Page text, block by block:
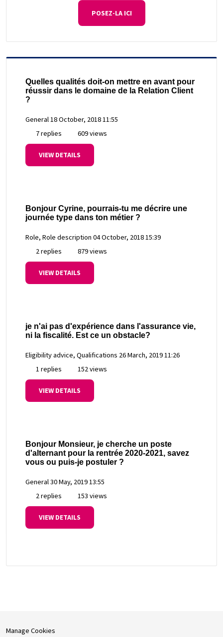
POSEZ-LA ICI
Quelles qualités doit-on mettre en avant pour
réussir dans le domaine de la Relation Client
?
General 18 October, 2018 11:55
7 replies
609 views
VIEW DETAILS
Bonjour Cyrine, pourrais-tu me décrire une
journée type dans ton métier ?
Role, Role description 04 October, 2018 15:39
2 replies
879 views
VIEW DETAILS
je n'ai pas d'expérience dans l'assurance vie,
ni la fiscalité. Est ce un obstacle?
Eligibility advice, Qualifications 26 March, 2019 11:26
1 replies
152 views
VIEW DETAILS
Bonjour Monsieur, je cherche un poste
d'alternant pour la rentrée 2020-2021, savez
vous ou puis-je postuler ?
General30 May, 2019 13:55
2 replies
153 views
VIEW DETAILS
Manage Cookies